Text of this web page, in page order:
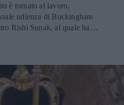
è tornato al lavoro,
udienza di Buckingham
Rishi Sunak, al quale ha